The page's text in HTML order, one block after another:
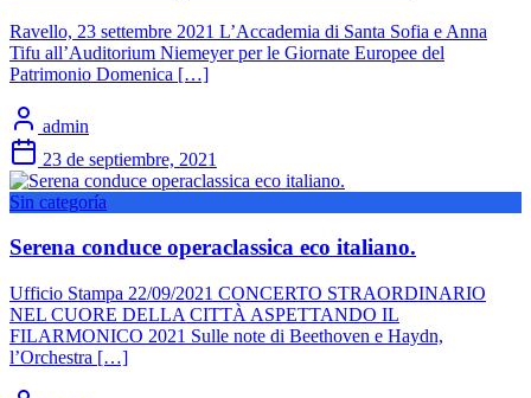
Ravello, 23 settembre 2021 L’Accademia di Santa Sofia e Anna
Tifu all’Auditorium Niemeyer per le Giornate Europee del
Patrimonio Domenica […]
admin
23 de septiembre, 2021
Sin categoría
Serena conduce operaclassica eco italiano.
Ufficio Stampa 22/09/2021 CONCERTO STRAORDINARIO
NEL CUORE DELLA CITTÀ ASPETTANDO IL
FILARMONICO 2021 Sulle note di Beethoven e Haydn,
l’Orchestra […]